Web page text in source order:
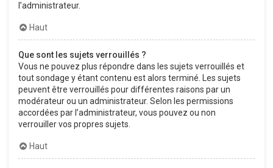
l’administrateur.
Haut
Que sont les sujets verrouillés ?
Vous ne pouvez plus répondre dans les sujets verrouillés et
tout sondage y étant contenu est alors terminé. Les sujets
peuvent être verrouillés pour différentes raisons par un
modérateur ou un administrateur. Selon les permissions
accordées par l’administrateur, vous pouvez ou non
verrouiller vos propres sujets.
Haut